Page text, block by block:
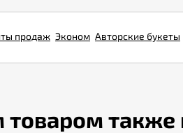
продаж Эконом Авторские букеты
товаром